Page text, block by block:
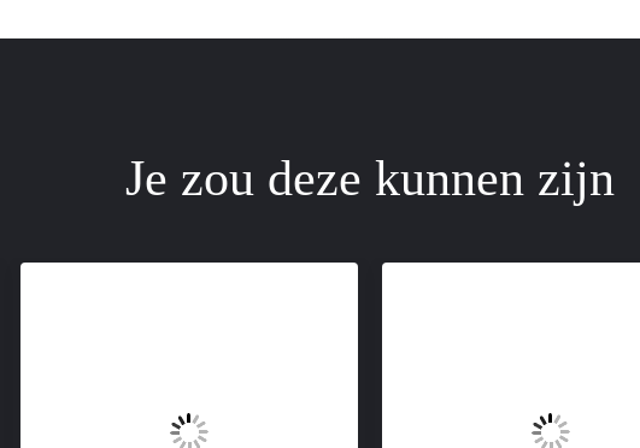
Je zou deze kunnen zijn